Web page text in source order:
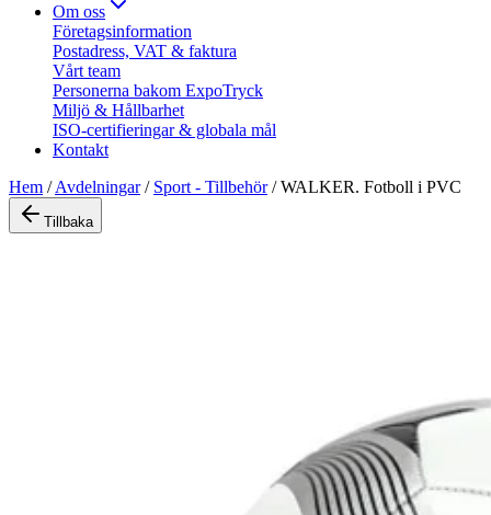
Om oss
Företagsinformation
Postadress, VAT & faktura
Vårt team
Personerna bakom ExpoTryck
Miljö & Hållbarhet
ISO-certifieringar & globala mål
Kontakt
Hem /Avdelningar/ Sport - Tillbehör/WALKER. Fotboll i PVC
Tillbaka